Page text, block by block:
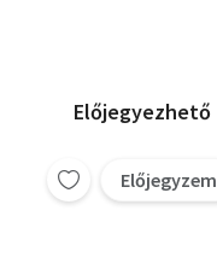
Előjegyezhető
Előjegyzem